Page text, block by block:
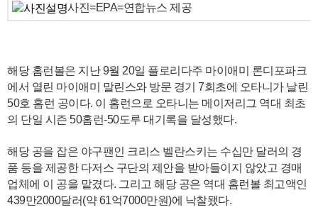
사진=EPA=연합뉴스 제공
해당 홈런볼은 지난 9월 20일 플로리다주 마이애미 론디포파크
에서 열린 마이애미 말린스와 방문 경기 7회초에 오타니가 날린
50호 홈런 공이다. 이 홈런으로 오타니는 메이저리그 역대 최초
의 단일 시즌 50홈런-50도루 대기록을 달성했다.
해당 공을 잡은 야구팬인 크리스 벨란스키는 수십만 달러의 경
품 등을 제공한 다저스 구단의 제안을 받아들이지 않았고 경매
업체에 이 공을 맡겼다. 그리고 해당 공은 역대 홈런볼 최고액인
439만2000달러(약 61억7000만원)에 낙찰됐다.